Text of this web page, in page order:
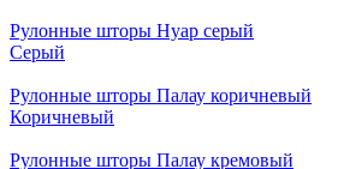
Рулонные шторы Нуар серый
Серый
Рулонные шторы Палау коричневый
Коричневый
Рулонные шторы Палау кремовый